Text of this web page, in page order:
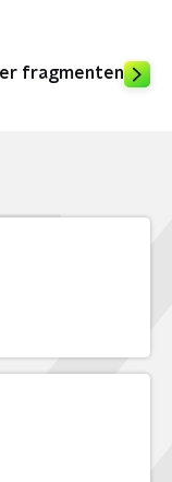
fragmenten